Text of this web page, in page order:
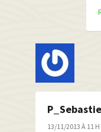
13/11/2013 À 11 H